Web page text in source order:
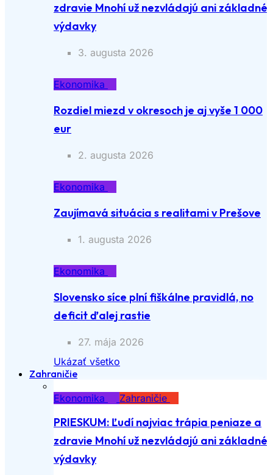
zdravie Mnohí už nezvládajú ani základné
výdavky
3. augusta 2026
Ekonomika
Rozdiel miezd v okresoch je aj vyše 1 000
eur
2. augusta 2026
Ekonomika
Zaujímavá situácia s realitami v Prešove
1. augusta 2026
Ekonomika
Slovensko síce plní fiškálne pravidlá, no
deficit ďalej rastie
27. mája 2026
Ukázať všetko
Zahraničie
Ekonomika
Zahraničie
PRIESKUM: Ľudí najviac trápia peniaze a
zdravie Mnohí už nezvládajú ani základné
výdavky